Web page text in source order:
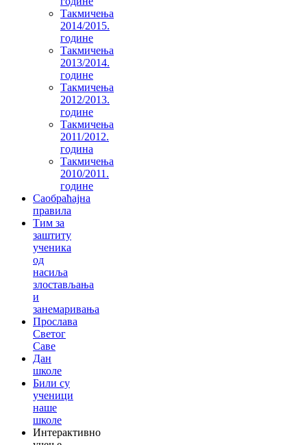
Такмичења
2014/2015.
године
Такмичења
2013/2014.
године
Такмичења
2012/2013.
године
Такмичења
2011/2012.
година
Такмичења
2010/2011.
године
Саобраћајна
правила
Тим за
заштиту
ученика
од
насиља
злостављања
и
занемаривања
Прослава
Светог
Саве
Дан
школе
Били су
ученици
наше
школе
Интерактивно